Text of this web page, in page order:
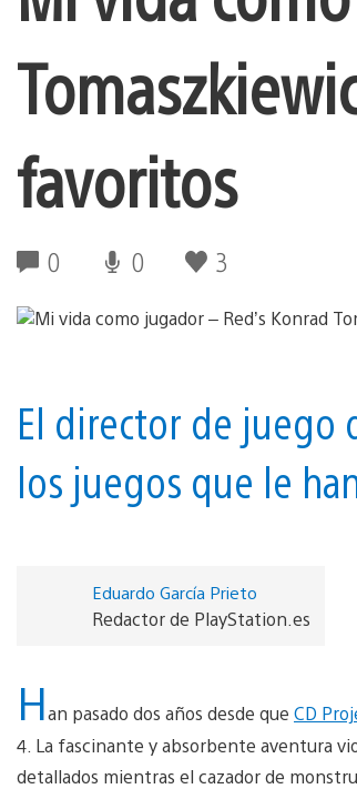
favoritos
0 0 3
El director de juego
los juegos que le
Eduardo García Prieto
Redactor de PlayStation.es
Han pasado dos años desde que CD
4. La fascinante y absorbente aventura
detallados mientras el cazador de